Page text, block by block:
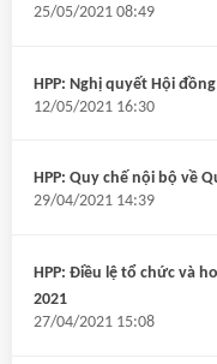
25/05/2021 08:49
HPP: Nghị quyết Hội
12/05/2021 16:30
HPP: Quy chế nội bộ về
29/04/2021 14:39
HPP: Điều lệ tổ chức và
2021
27/04/2021 15:08